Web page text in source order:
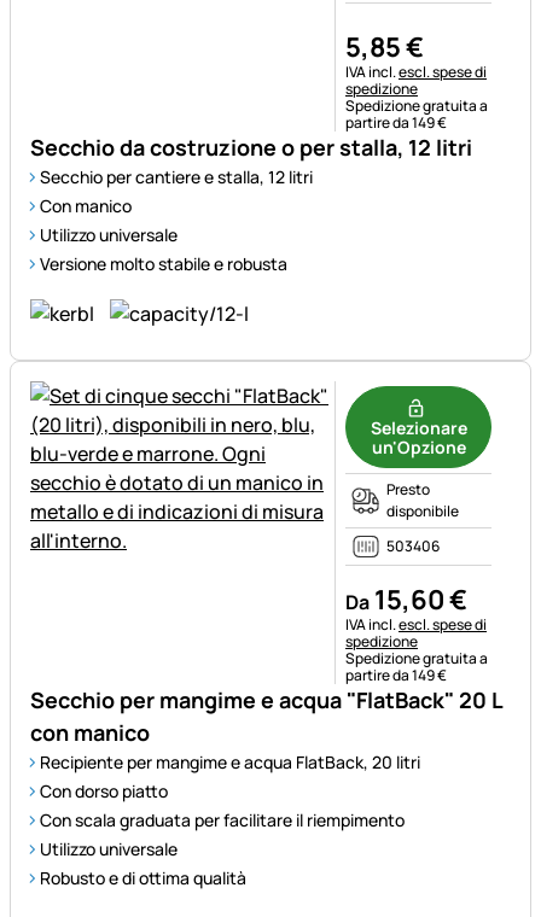
Secchio da costruzione o per stalla, 12 litri
Secchio per cantiere e stalla, 12 litri
Con manico
Utilizzo universale
Versione molto stabile e robusta
5,85€
Informazioni fiscali:
IVA incl.escl. spese di
spedizione
Spedizione gratuita a
partire da 149 €
Secchio per mangime e acqua "FlatBack" 20 L
con manico
Recipiente per mangime e acqua FlatBack, 20 litri
Con dorso piatto
Con scala graduata per facilitare il riempimento
Utilizzo universale
Robusto e di ottima qualità
Selezionare
un'Opzione
Presto
disponibile
503406
Da 15,60€
Informazioni fiscali:
IVA incl.escl. spese di
spedizione
Spedizione gratuita a
partire da 149 €